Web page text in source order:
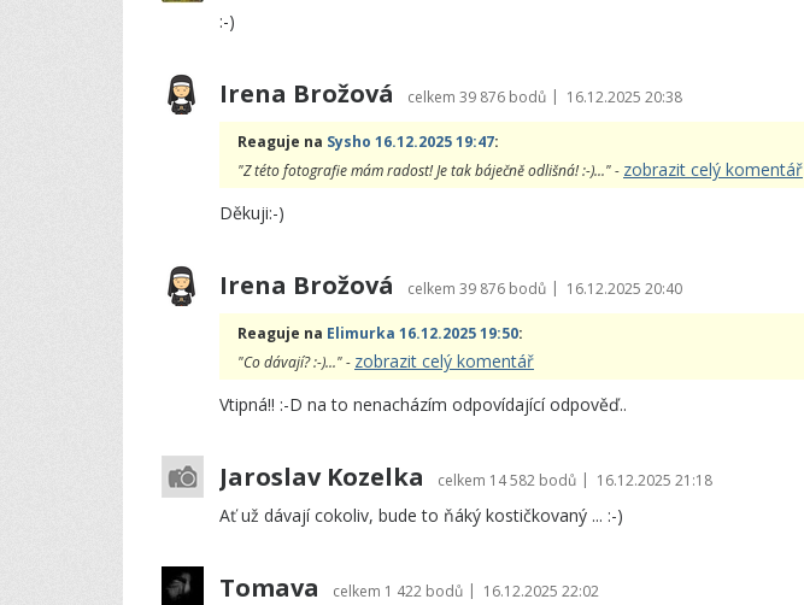
:-)
Irena Brožová celkem 39 876 bodů | 16.12.2025 20:38
Reaguje na Sysho 16.12.2025 19:47:
"Z této fotografie mám radost! Je tak báječně odlišná! :-)..." - zobrazit celý komentář
Děkuji:-)
Irena Brožová celkem 39 876 bodů | 16.12.2025 20:40
Reaguje na Elimurka 16.12.2025 19:50:
"Co dávají? :-)..." - zobrazit celý komentář
Vtipná!! :-D na to nenacházím odpovídající odpověď..
Jaroslav Kozelka celkem 14 582 bodů | 16.12.2025 21:18
Ať už dávají cokoliv, bude to ňáký kostičkovaný ... :-)
Tomava celkem 1 422 bodů | 16.12.2025 22:02